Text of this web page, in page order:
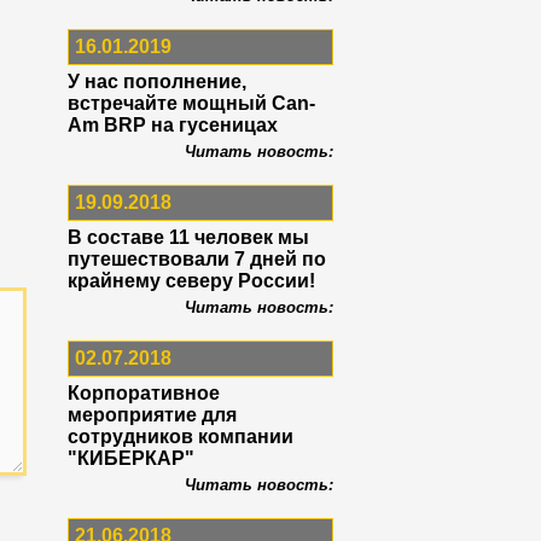
16.01.2019
У нас пополнение,
встречайте мощный Can-
Am BRP на гусеницах
Читать новость:
19.09.2018
В составе 11 человек мы
путешествовали 7 дней по
крайнему северу России!
Читать новость:
02.07.2018
Корпоративное
мероприятие для
сотрудников компании
"КИБЕРКАР"
Читать новость:
21.06.2018